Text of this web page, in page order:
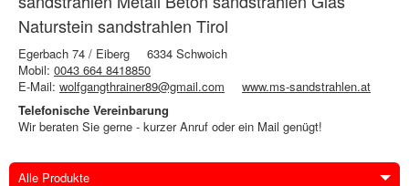
Naturstein sandstrahlen Tirol
Egerbach 74 / Eiberg
6334 Schwoich
Mobil: 0043 664 8418850
E-Mail: wolfgangthrainer89@gmail.com
www.ms-sandstrahlen.at
Telefonische Vereinbarung
Wir beraten Sie gerne - kurzer Anruf oder ein Mail genügt!
Alle Produkte